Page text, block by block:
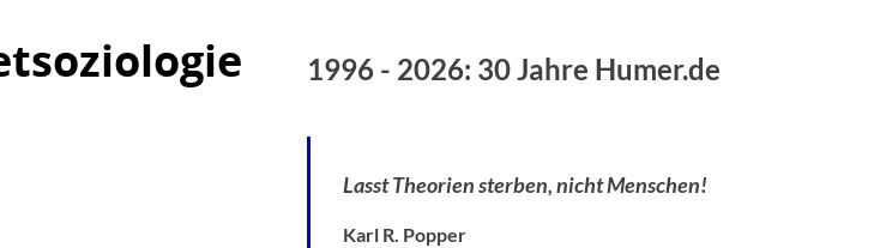
1996 - 2026: 30 Jahre Humer.de
Lasst Theorien sterben, nicht Menschen!
Karl R. Popper